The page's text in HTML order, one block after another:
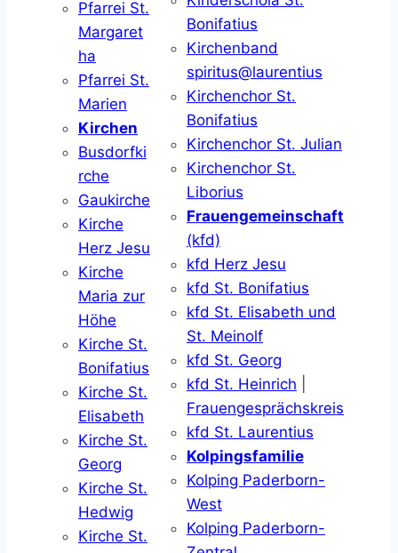
Pfarrei St.
Margaret
ha
Pfarrei St.
Marien
Kirchen
Busdorfki
rche
Gaukirche
Kirche
Herz Jesu
Kirche
Maria zur
Höhe
Kirche St.
Bonifatius
Kirche St.
Elisabeth
Kirche St.
Georg
Kirche St.
Hedwig
Kirche St.
Bonifatius
Kirchenband
spiritus@laurentius
Kirchenchor St.
Bonifatius
Kirchenchor St. Julian
Kirchenchor St.
Liborius
Frauengemeinschaft
(kfd)
kfd Herz Jesu
kfd St. Bonifatius
kfd St. Elisabeth und
St. Meinolf
kfd St. Georg
kfd St. Heinrich
Frauengesprächskreis
kfd St. Laurentius
Kolpingsfamilie
Kolping Paderborn-
West
Kolping Paderborn-